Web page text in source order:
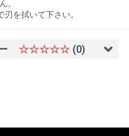
。
を拭いて下さい。
☆☆☆☆☆ (0)